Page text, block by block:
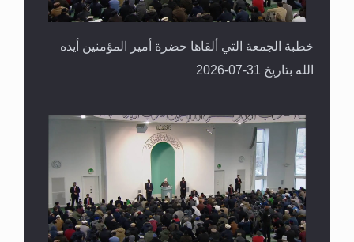
خطبة الجمعة التي ألقاها حضرة أمير المؤمنين أيده
الله بتاريخ 31-07-2026